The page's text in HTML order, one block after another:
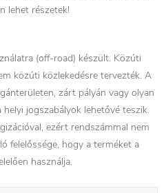
lehet részetek!
(off-road) készült. Közúti
közúti közlekedésre tervezték. A
zárt pályán vagy olyan
jogszabályok lehetővé teszik.
ezért rendszámmal nem
felelőssége, hogy a terméket a
használja.